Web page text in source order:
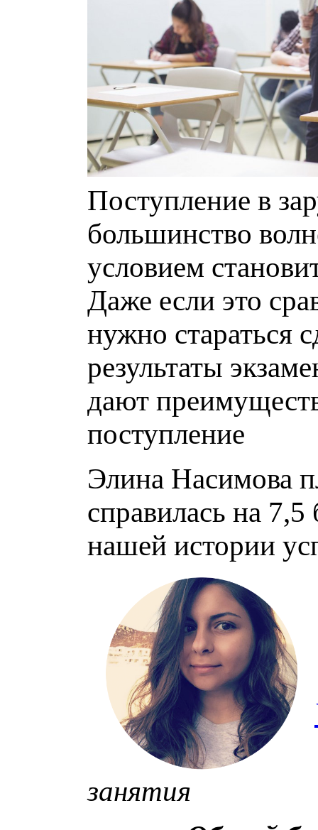
Поступление в
большинство
условием
Даже если это
нужно стараться
результаты
дают
поступление
Элина Насимова
справилась на
нашей истории
занятия